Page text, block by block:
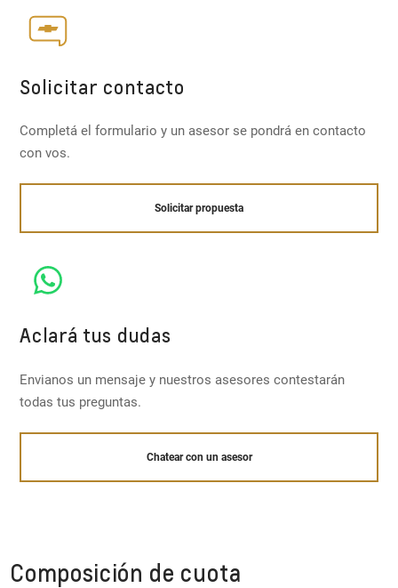
Solicitar contacto
Completá el formulario y un asesor se pondrá en contacto
con vos.
Solicitar propuesta
Aclará tus dudas
Envianos un mensaje y nuestros asesores contestarán
todas tus preguntas.
Chatear con un asesor
Composición de cuota